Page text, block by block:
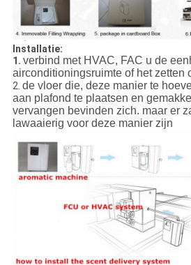
Installatie:
1. verbind met HVAC, FAC u de
airconditioningsruimte of het zetten
2. de vloer die, deze manier te
aan plafond te plaatsen en
vervangen bevinden zich. maar er
lawaaierig voor deze manier zijn